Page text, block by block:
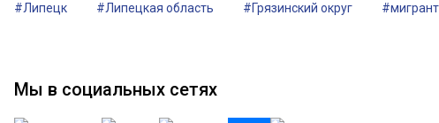
#Липецк #Липецкая область #Грязинский округ
Мы в социальных сетях